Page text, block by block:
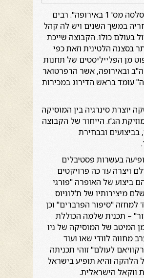
כ"להקת הסלסה מס' 1 באירופה". רבים
במשך השנים ויש לה קהל
בעולם כולו. הקבוצה שייכת
בסצנה הלטינית וזאת כפי
מן הפלייליסטים של תחנות
ובאירופה, אשר הרפרטואר
עומד בראש הדירוג במכירות
יוצרת סינרגיה בין המוסיקה
הג'ז. הייחוד של הקבוצה
בביצועים ובבחירת
בעשרות פסטיבלים
ויצרה עד כה פרויקטים
ביצוע של האופרה "פורגי
מיצירותיו של ת'לוניוס
למחזה "סיפור הפרברים" וכן
– תכנית שלמה הכוללת
המיטב של המוסיקה של ניו
מחווה לוודי שאו ועוד
לעולם" זוהי תכניתה
והיא תופיע בישראל
ווקאל הישראלית.